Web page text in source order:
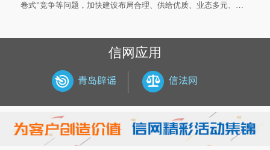
卷式”竞争等问题，加快建设布局合理、供给优质、业态多元、智
信网应用